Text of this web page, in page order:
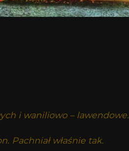
i waniliowo – lawendowe.
Pachniał właśnie tak.